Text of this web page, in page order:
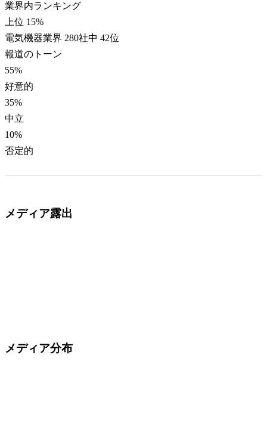
業界内ランキング
上位 15%
電気機器業界 280社中 42位
報道のトーン
55%
好意的
35%
中立
10%
否定的
メディア露出
メディア分布